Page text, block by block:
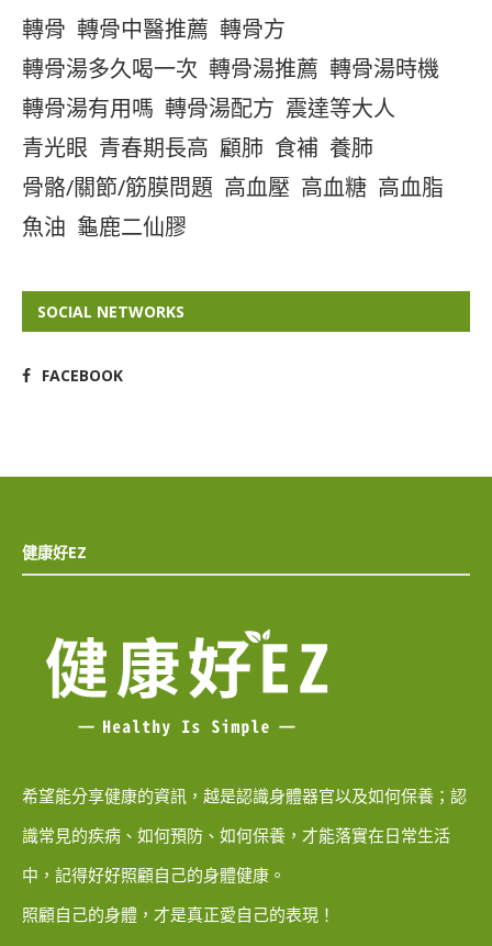
轉骨 轉骨中醫推薦 轉骨方
轉骨湯多久喝一次 轉骨湯推薦 轉骨湯時機
轉骨湯有用嗎 轉骨湯配方 震達等大人
青光眼 青春期長高 顧肺 食補 養肺
骨骼/關節/筋膜問題 高血壓 高血糖 高血脂
魚油 龜鹿二仙膠
SOCIAL NETWORKS
FACEBOOK
健康好EZ
希望能分享健康的資訊，越是認識身體器官以及如何保養；認
識常見的疾病、如何預防、如何保養，才能落實在日常生活
中，記得好好照顧自己的身體健康。
照顧自己的身體，才是真正愛自己的表現！